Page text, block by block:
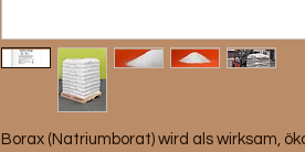
Borax (Natriumborat) wird als wirksam,